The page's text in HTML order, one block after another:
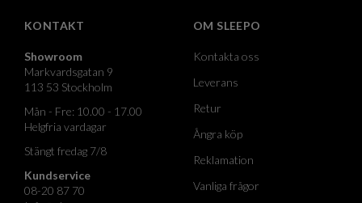
KONTAKT
Showroom
Markvardsgatan 9
113 53 Stockholm
Mån - Fre: 10.00 - 17.00
Helgfria vardagar
Stängt fredag 7/8
Kundservice
08-20 87 70
OM SLEEPO
Kontakta oss
Leverans
Retur
Ångra köp
Reklamation
Vanliga frågor